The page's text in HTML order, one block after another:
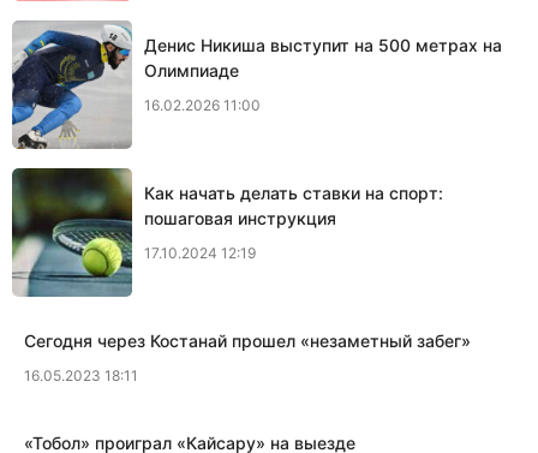
Денис Никиша выступит на 500 метрах на
Олимпиаде
16.02.2026 11:00
Как начать делать ставки на спорт:
пошаговая инструкция
17.10.2024 12:19
Сегодня через Костанай прошел «незаметный забег»
16.05.2023 18:11
«Тобол» проиграл «Кайсару» на выезде